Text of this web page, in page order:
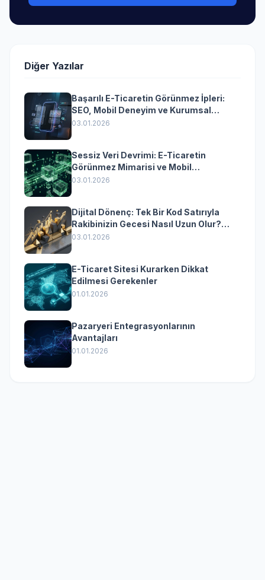
Diğer Yazılar
Başarılı E-Ticaretin Görünmez İpleri:
SEO, Mobil Deneyim ve Kurumsal
Yazılımın Kazandıran Senkronizasyonu
03.01.2026
Sessiz Veri Devrimi: E-Ticaretin
Görünmez Mimarisi ve Mobil
Dönüşümün Kurumsal Anahtarı
03.01.2026
Dijital Dönenç: Tek Bir Kod Satırıyla
Rakibinizin Gecesi Nasıl Uzun Olur?
(Kurumsal Yazılımın Güçlü Rolü)
03.01.2026
E-Ticaret Sitesi Kurarken Dikkat
Edilmesi Gerekenler
01.01.2026
Pazaryeri Entegrasyonlarının
Avantajları
01.01.2026